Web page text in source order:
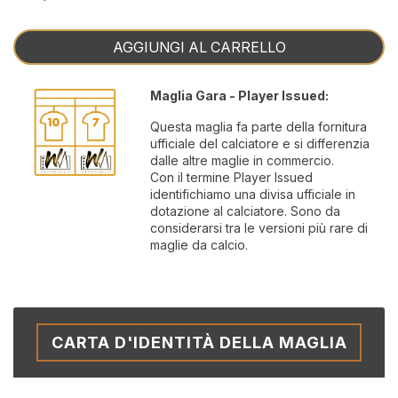
AGGIUNGI AL CARRELLO
Maglia Gara - Player Issued:
Questa maglia fa parte della fornitura
ufficiale del calciatore e si differenzia
dalle altre maglie in commercio.
Con il termine Player Issued
identifichiamo una divisa ufficiale in
dotazione al calciatore. Sono da
considerarsi tra le versioni più rare di
maglie da calcio.
CARTA D'IDENTITÀ DELLA MAGLIA